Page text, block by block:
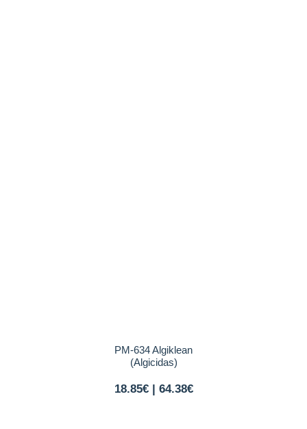
PM-634 Algiklean
(Algicidas)
18.85€ | 64.38€